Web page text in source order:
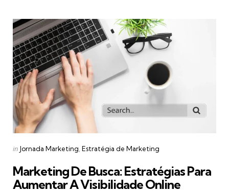
Categories
Posted
in Jornada Marketing Estratégia de Marketing
Marketing De Busca: Estratégias Para
Aumentar A Visibilidade Online